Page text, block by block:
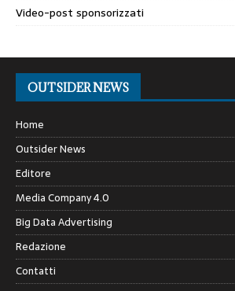
Video-post sponsorizzati
OUTSIDER NEWS
Home
Outsider News
Editore
Media Company 4.0
Big Data Advertising
Redazione
Contatti